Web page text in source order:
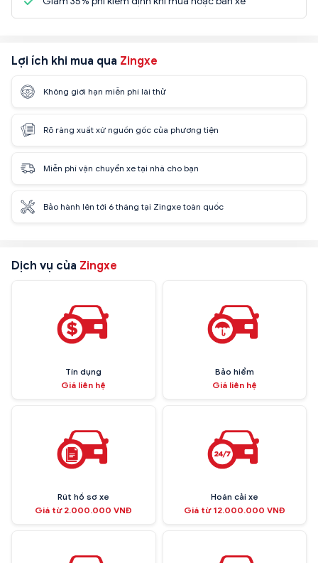
Lợi ích khi mua qua Zingxe
Không giới hạn miễn phí lái thử
Rõ ràng xuất xứ nguồn gốc của phương tiện
Miễn phí vận chuyển xe tại nhà cho bạn
Bảo hành lên tới 6 tháng tại Zingxe toàn quốc
Dịch vụ của Zingxe
Tín dụng
Giá liên hệ
Bảo hiểm
Giá liên hệ
Rút hồ sơ xe
Giá từ 2.000.000 VNĐ
Hoán cải xe
Giá từ 12.000.000 VNĐ